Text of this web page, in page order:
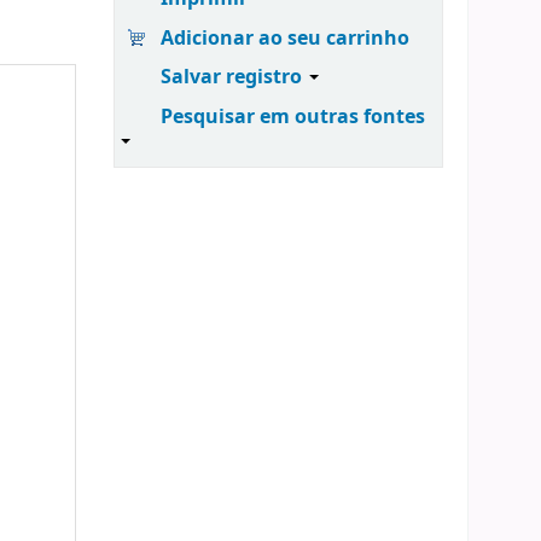
Adicionar ao seu carrinho
Salvar registro
Pesquisar em outras fontes